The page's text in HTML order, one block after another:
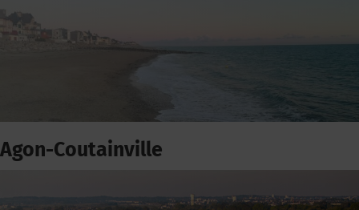
Agon-Coutainville